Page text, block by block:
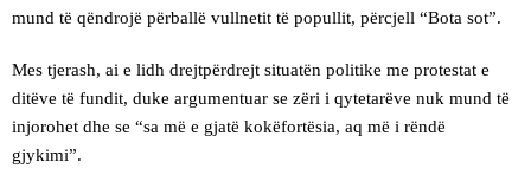
mund të qëndrojë përballë vullnetit të popullit, përcjell “Bota sot”.
Mes tjerash, ai e lidh drejtpërdrejt situatën politike me protestat e
ditëve të fundit, duke argumentuar se zëri i qytetarëve nuk mund të
injorohet dhe se “sa më e gjatë kokëfortësia, aq më i rëndë
gjykimi”.